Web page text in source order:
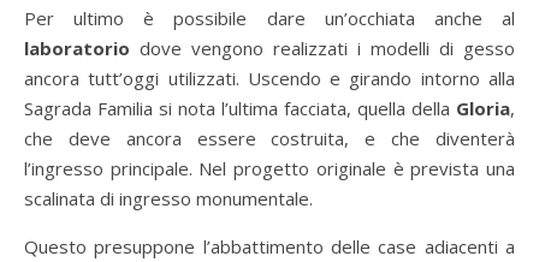
Per ultimo è possibile dare un’occhiata anche al
laboratorio dove vengono realizzati i modelli di gesso
ancora tutt’oggi utilizzati. Uscendo e girando intorno alla
Sagrada Familia si nota l’ultima facciata, quella della Gloria,
che deve ancora essere costruita, e che diventerà
l’ingresso principale. Nel progetto originale è prevista una
scalinata di ingresso monumentale.
Questo presuppone l’abbattimento delle case adiacenti a